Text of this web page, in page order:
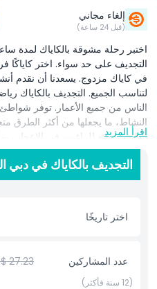
إلغاء مجاني
(قبل 24 ساعة)
اختبر رحلة مشوقة بالكاياك لمدة
التجديف على حد سواء. اختر كاياكًا
في كاياك مزدوج. يسعدنا أن نقدم
لتناسب الجميع. التجديف بالكاياك
الناس من جميع الأعمار. توفر شواطئ
النشاط، ما يجعلها من أكثر الطرق
إنها خيار رائع للراغبين في الإعجاب
أثناء التجديف عبر مياه هادئة. خلال
يمكن للضيوف الاستمتاع بأجواء دبي
منظور فريد. بغض النظر عن مستوى
الدعم المتخصص والمشاهد الخلابة،
آمنة وممتعة ولا تُنسى تجمع بين
أبرز المعالم
اقرأ المزيد
التجديف بالكاياك في دبي
اختر تاريخًا
عدد المشاركين 27.23
(12 سنة فأكثر)